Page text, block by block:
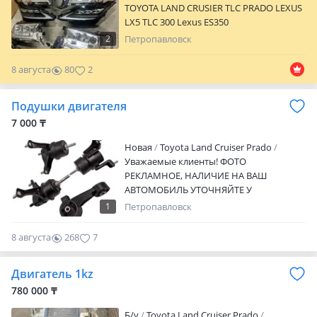
2
TOYOTA LAND CRUSIER TLC PRADO LEXUS
LX5 TLC 300 Lexus ES350
Петропавловск
8 августа 80 2
Подушки двигателя
7 000 ₸
1
Новая
Toyota Land Cruiser Prado
Уважаемые клиенты! ФОТО
РЕКЛАМНОЕ, НАЛИЧИЕ НА ВАШ
АВТОМОБИЛЬ УТОЧНЯЙТЕ У
МЕНЕДЖЕРА! У нас в наличии имеются
поставщик запчастей для японских и
Петропавловск
8 августа 268 7
Двигатель 1kz
780 000 ₸